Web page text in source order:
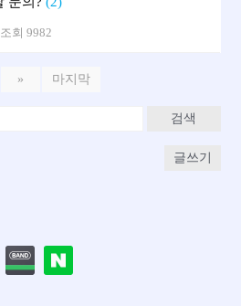
조회 9982
» 마지막
검색
글쓰기